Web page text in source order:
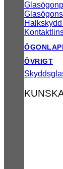
ÖVRIGT